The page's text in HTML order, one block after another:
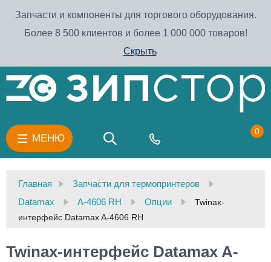
Запчасти и компоненты для торгового оборудования.
Более 8 500 клиентов и более 1 000 000 товаров!
Скрыть
МЕНЮ
0
Главная
Запчасти для термопринтеров
Datamax
A-4606 RH Опции
Twinax-
интерфейс Datamax A-4606 RH
Twinax-интерфейс Datamax A-